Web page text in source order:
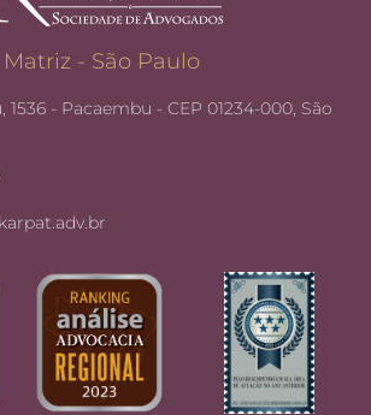
Matriz - São Paulo
1536 - Pacaembu - CEP 01234-000, São